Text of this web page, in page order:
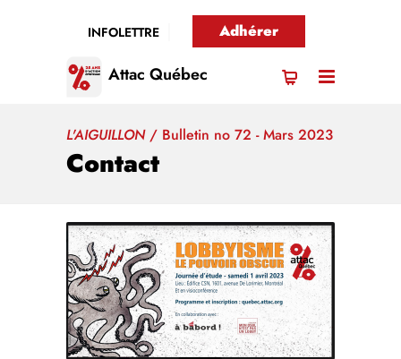
INFOLETTRE Adhérer
Attac Québec
L'AIGUILLON/ Bulletin no 72 - Mars 2023
Contact